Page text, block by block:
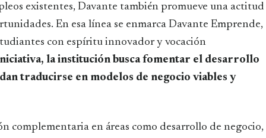
existentes, Davante también promueve una actitud
En esa línea se enmarca Davante Emprende,
con espíritu innovador y vocación
la institución busca fomentar el desarrollo
traducirse en modelos de negocio viables y
complementaria en áreas como desarrollo de negocio,